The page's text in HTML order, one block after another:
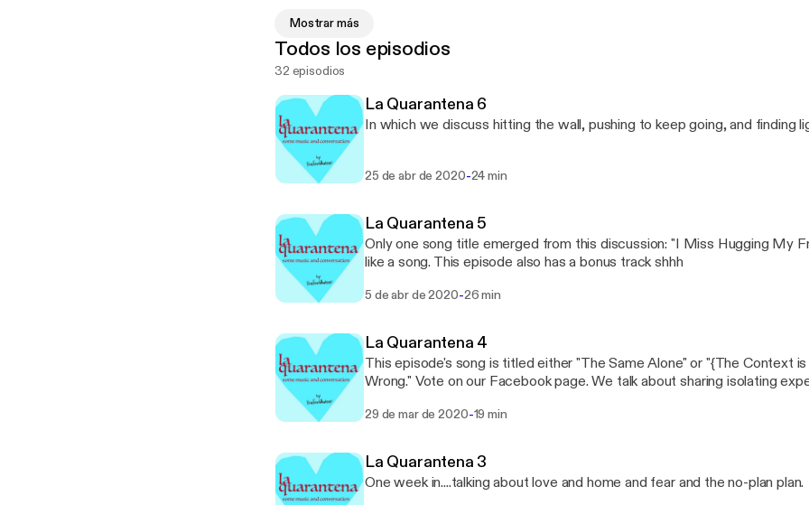
Love Songs is a podcast from FineFineWhatever, a married couple with two
English teacher/musician and a therapist/all-around genius. On each
love songs we can't stop listening to and unpack what makes them so
Mostrar más
Todos los episodios
32 episodios
La Quarantena 6
In which we discuss hitting the wall, pushing to keep going, and finding
25 de abr de 2020-24 min
La Quarantena 5
Only one song title emerged from this discussion: "I Miss Hugging My
like a song. This episode also has a bonus track shhh
5 de abr de 2020-26 min
La Quarantena 4
This episode's song is titled either "The Same Alone" or "{The Context
Wrong." Vote on our Facebook page. We talk about sharing isolating
29 de mar de 2020-19 min
La Quarantena 3
One week in....talking about love and home and fear and the no-plan plan.